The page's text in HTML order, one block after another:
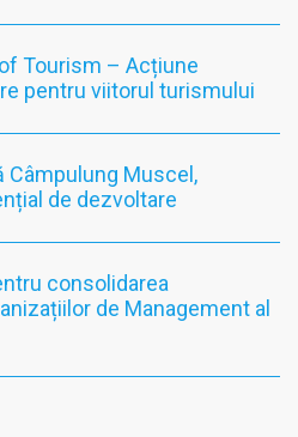
Tourism – Acțiune
pentru viitorul turismului
Câmpulung Muscel,
de dezvoltare
consolidarea
de Management al